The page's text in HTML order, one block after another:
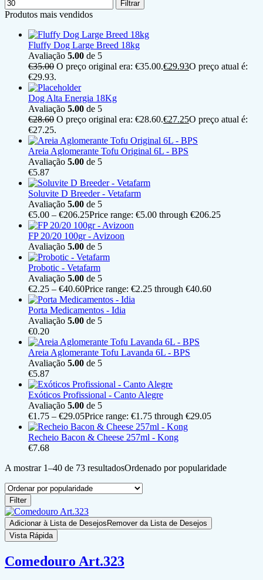
Filtrar
Produtos mais vendidos
Fluffy Dog Large Breed 18kg
Avaliação 5.00 de 5
€35.00 O preço original era: €35.00.€29.93O preço atual é:
€29.93.
Dog Alta Energia 18Kg
Avaliação 5.00 de 5
€28.60 O preço original era: €28.60.€27.25O preço atual é:
€27.25.
Areia Aglomerante Tofu Original 6L - BPS
Avaliação 5.00 de 5
€5.87
Soluvite D Breeder - Vetafarm
Avaliação 5.00 de 5
€5.00 – €206.25Price range: €5.00 through €206.25
FP 20/20 100gr - Avizoon
Avaliação 5.00 de 5
Probotic - Vetafarm
Avaliação 5.00 de 5
€2.25 – €40.60Price range: €2.25 through €40.60
Porta Medicamentos - Idia
Avaliação 5.00 de 5
€0.20
Areia Aglomerante Tofu Lavanda 6L - BPS
Avaliação 5.00 de 5
€5.87
Exóticos Profissional - Canto Alegre
Avaliação 5.00 de 5
€1.75 – €29.05Price range: €1.75 through €29.05
Recheio Bacon & Cheese 257ml - Kong
€7.68
A mostrar 1–40 de 73 resultadosOrdenado por popularidade
Filter
Adicionar à Lista de Desejos Remover da Lista de Desejos
Vista Rápida
Comedouro Art.323